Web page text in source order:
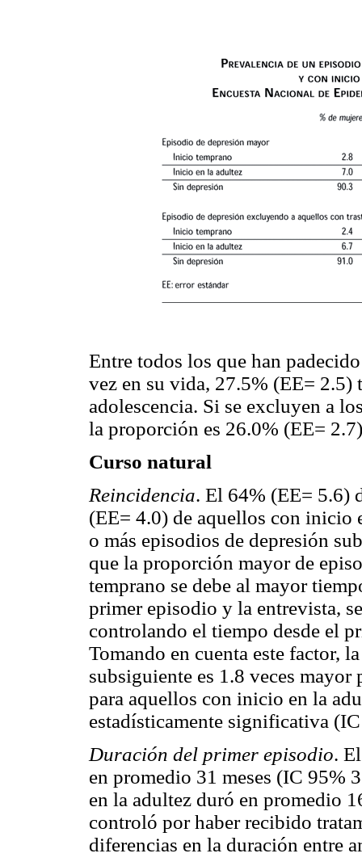
Entre todos los que han
vez en su vida, 27.5% (EE=
adolescencia. Si se excluyen a
la proporción es 26.0% (EE=
Curso natural
Reincidencia. El 64% (EE= 5.6)
(EE= 4.0) de aquellos con inicio
o más episodios de depresión
que la proporción mayor de
temprano se debe al mayor
primer episodio y la entrevista,
controlando el tiempo desde el
Tomando en cuenta este factor,
subsiguiente es 1.8 veces
para aquellos con inicio en la
estadísticamente significativa
Duración del primer episodio.
en promedio 31 meses (IC 95%
en la adultez duró en promedio
controló por haber recibido
diferencias en la duración entre